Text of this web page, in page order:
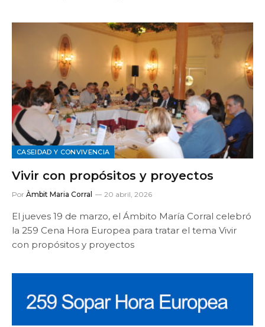
CASEIDAD Y CONVIVENCIA
Vivir con propósitos y proyectos
Por Àmbit Maria Corral 20 abril, 2026
El jueves 19 de marzo, el Ámbito María Corral celebró
la 259 Cena Hora Europea para tratar el tema Vivir
con propósitos y proyectos